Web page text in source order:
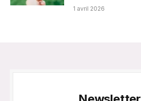
1 avril 2026